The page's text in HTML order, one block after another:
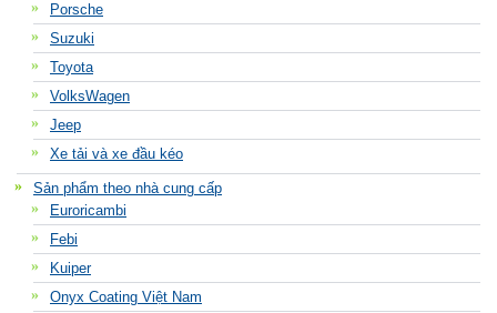
Porsche
Suzuki
Toyota
VolksWagen
Jeep
Xe tải và xe đầu kéo
Sản phẩm theo nhà cung cấp
Euroricambi
Febi
Kuiper
Onyx Coating Việt Nam